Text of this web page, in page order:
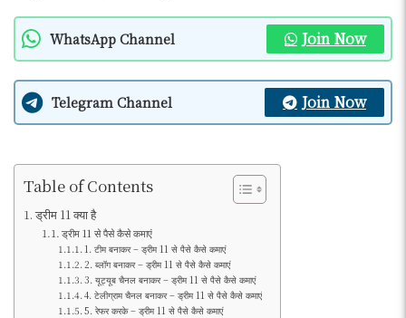
WhatsApp Channel Join Now
Telegram Channel Join Now
Table of Contents
ड्रीम 11 क्या है
ड्रीम 11 से पैसे कैसे कमाएं
1. टीम बनाकर – ड्रीम 11 से पैसे कैसे कमाएं
2. ब्लॉग बनाकर – ड्रीम 11 से पैसे कैसे कमाएं
3. यूट्यूब चैनल बनाकर – ड्रीम 11 से पैसे कैसे कमाएं
4. टेलीग्राम चैनल बनाकर – ड्रीम 11 से पैसे कैसे कमाएं
5. रेफर करके – ड्रीम 11 से पैसे कैसे कमाएं